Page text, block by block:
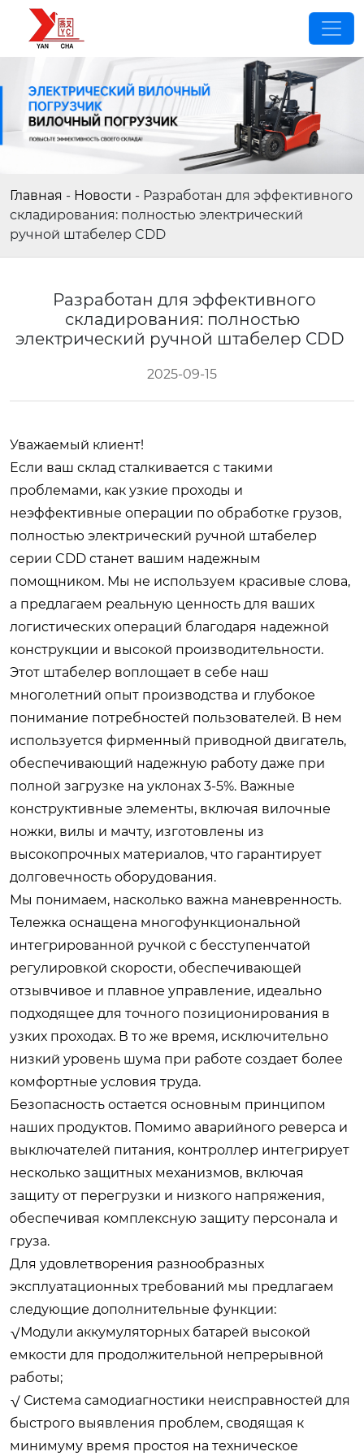
Главная - Новости - Разработан для эффективного
складирования: полностью электрический
ручной штабелер CDD
Разработан для эффективного
складирования: полностью
электрический ручной штабелер CDD
2025-09-15
Уважаемый клиент!
Если ваш склад сталкивается с такими
проблемами, как узкие проходы и
неэффективные операции по обработке грузов,
полностью электрический ручной штабелер
серии CDD станет вашим надежным
помощником. Мы не используем красивые слова,
а предлагаем реальную ценность для ваших
логистических операций благодаря надежной
конструкции и высокой производительности.
Этот штабелер воплощает в себе наш
многолетний опыт производства и глубокое
понимание потребностей пользователей. В нем
используется фирменный приводной двигатель,
обеспечивающий надежную работу даже при
полной загрузке на уклонах 3-5%. Важные
конструктивные элементы, включая вилочные
ножки, вилы и мачту, изготовлены из
высокопрочных материалов, что гарантирует
долговечность оборудования.
Мы понимаем, насколько важна маневренность.
Тележка оснащена многофункциональной
интегрированной ручкой с бесступенчатой
регулировкой скорости, обеспечивающей
отзывчивое и плавное управление, идеально
подходящее для точного позиционирования в
узких проходах. В то же время, исключительно
низкий уровень шума при работе создает более
комфортные условия труда.
Безопасность остается основным принципом
наших продуктов. Помимо аварийного реверса и
выключателей питания, контроллер интегрирует
несколько защитных механизмов, включая
защиту от перегрузки и низкого напряжения,
обеспечивая комплексную защиту персонала и
груза.
Для удовлетворения разнообразных
эксплуатационных требований мы предлагаем
следующие дополнительные функции:
√Модули аккумуляторных батарей высокой
емкости для продолжительной непрерывной
работы;
√ Система самодиагностики неисправностей для
быстрого выявления проблем, сводящая к
минимуму время простоя на техническое